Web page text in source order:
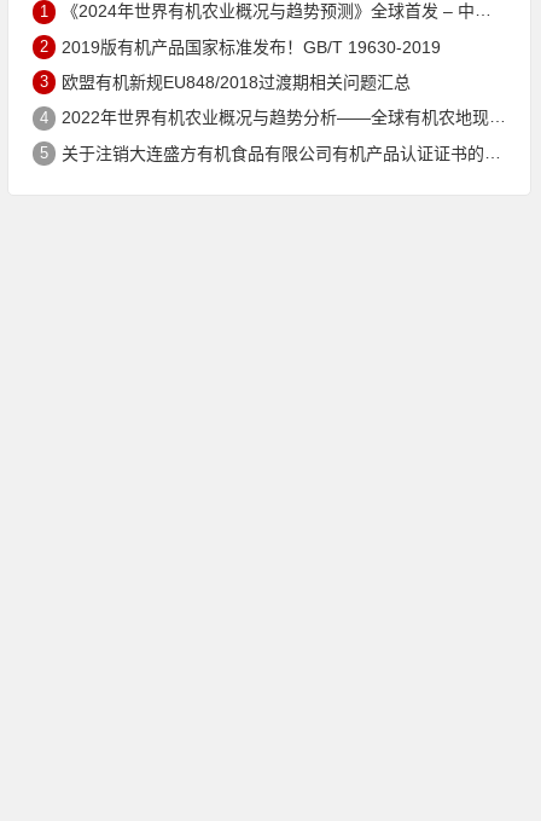
1 《2024年世界有机农业概况与趋势预测》全球首发 – 中国有机市场规模跻身世界第三
2 2019版有机产品国家标准发布！GB/T 19630-2019
3 欧盟有机新规EU848/2018过渡期相关问题汇总
4 2022年世界有机农业概况与趋势分析——全球有机农地现状与有机食品（含饮料）市场
5 关于注销大连盛方有机食品有限公司有机产品认证证书的公告